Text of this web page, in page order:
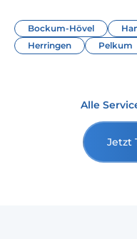
Bockum-Hövel
Herringen
Pelkum
Alle
Jetzt